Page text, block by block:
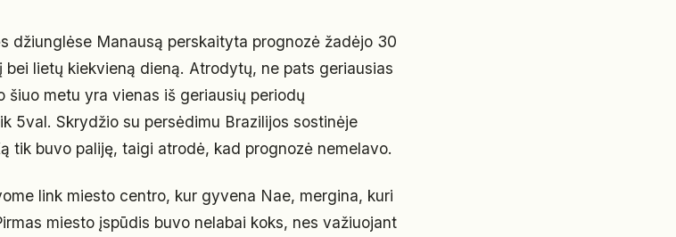
džiunglėse Manausą perskaityta prognozė žadėjo 30
lietų kiekvieną dieną. Atrodytų, ne pats geriausias
metu yra vienas iš geriausių periodų
5val. Skrydžio su persėdimu Brazilijos sostinėje
tik buvo paliję, taigi atrodė, kad prognozė nemelavo.
link miesto centro, kur gyvena Nae, mergina, kuri
miesto įspūdis buvo nelabai koks, nes važiuojant